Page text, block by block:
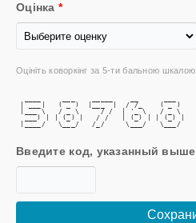
Оцінка *
Оцініть коворкінг за 5-ти бальною шкалою
| ___|   ( _ )  |___  |  / /_    ( _ )
|___ \   / _ \     / /  | '_ \   / _ \
  ___) | | (_) |   / /   | (_) | | (_) |
|____/   \___/   /_/     \___/   \___/
Введите код, указанный выше